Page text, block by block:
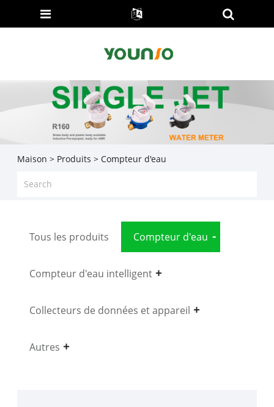
Maison > Produits > Compteur d'eau
Tous les produits Compteur d'eau
Compteur d'eau intelligent
Collecteurs de données et appareil
Autres